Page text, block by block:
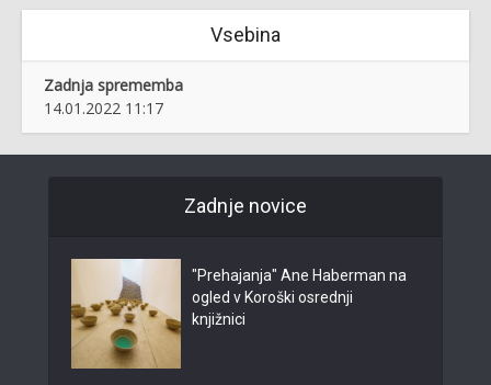
Vsebina
Zadnja sprememba
14.01.2022 11:17
Zadnje novice
"Prehajanja" Ane Haberman na
ogled v Koroški osrednji
knjižnici